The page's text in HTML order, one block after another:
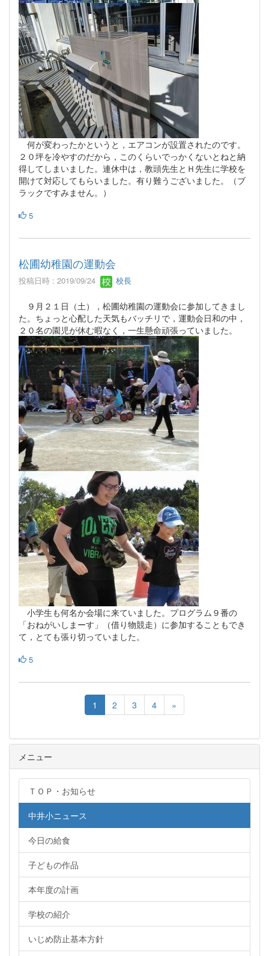
何が変わったかというと，エアコンが設置されたのです。
２０坪を冷やすのだから，このくらいでっかくないとねと納
得してしまいました。連休中は，教頭先生とＨ先生に学校を
開けて対応してもらいました。有り難うございました。（ブ
ラックですみません。）
5
松圃幼稚園の運動会
投稿日時 : 2019/09/24 校長
９月２１日（土），松圃幼稚園の運動会に参加してきまし
た。ちょっと心配した天気もバッチリで，運動会日和の中，
２０名の園児が休む暇なく，一生懸命頑張っていました。
小学生も何名か会場に来ていました。プログラム９番の
「おねがいしまーす」（借り物競走）に参加することもでき
て，とても張り切っていました。
5
1 2 3 4 »
メニュー
ＴＯＰ・お知らせ
中井小ニュース
今日の給食
子どもの作品
本年度の計画
学校の紹介
いじめ防止基本方針